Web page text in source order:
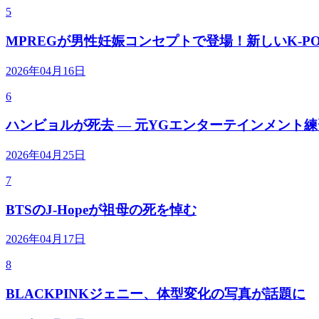
5
MPREGが男性妊娠コンセプトで登場！新しいK-
2026年04月16日
6
ハンビョルが死去 — 元YGエンターテインメント
2026年04月25日
7
BTSのJ-Hopeが祖母の死を悼む
2026年04月17日
8
BLACKPINKジェニー、体型変化の写真が話題に